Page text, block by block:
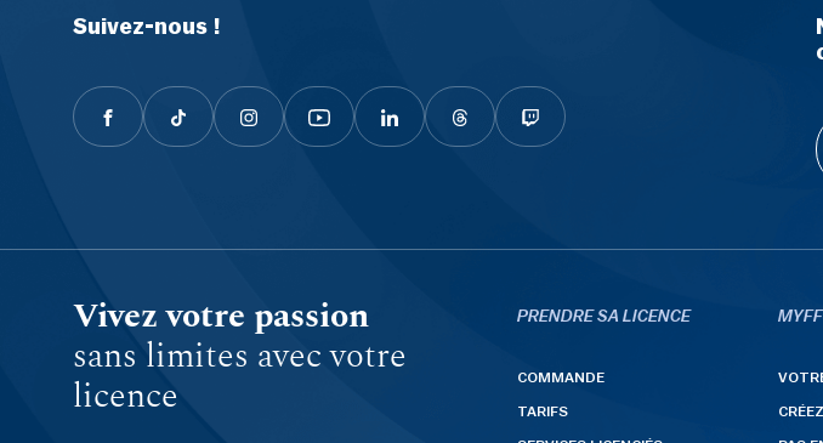
Suivez-nous !
Vivez votre passion
sans limites avec votre
licence
PRENDRE SA LICENCE
COMMANDE
TARIFS